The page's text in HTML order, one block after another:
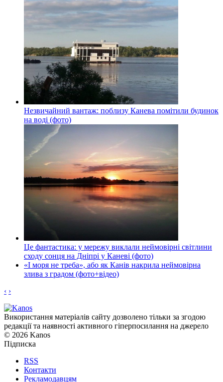
Незвичайний вантаж: поблизу Канева помітили будинок
на воді (фото)
Це фантастика: у мережу виклали неймовірні світлини
сходу сонця на Дніпрі у Каневі (фото)
«І моря не треба», або як Канів накрила неймовірна
злива з градом (фото+відео)
‹ ›
Використання матеріалів сайту дозволено тільки за згодою
редакції та наявності активного гіперпосилання на джерело
© 2026 Kanos
Підписка
RSS
Контакти
Рекламодавцям